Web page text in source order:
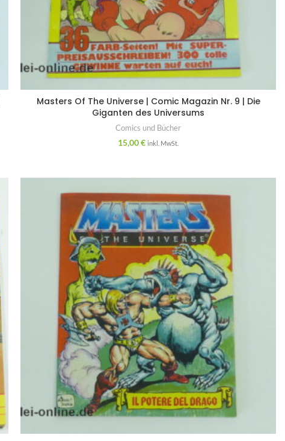
Masters Of The Universe | Comic Magazin Nr. 9 | Die
Giganten des Universums
Comics und Bücher
15,00€ inkl. MwSt.